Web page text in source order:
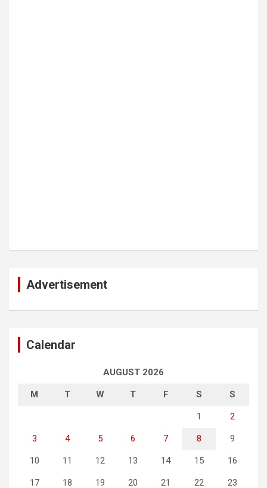
Advertisement
Calendar
AUGUST 2026
M T W T F S S
1 2
3 4 5 6 7 8 9
10 11 12 13 14 15 16
17 18 19 20 21 22 23